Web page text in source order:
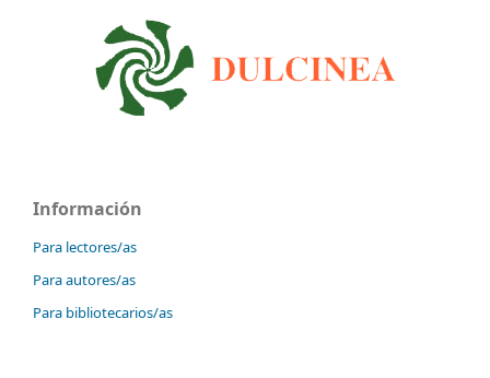
Información
Para lectores/as
Para autores/as
Para bibliotecarios/as